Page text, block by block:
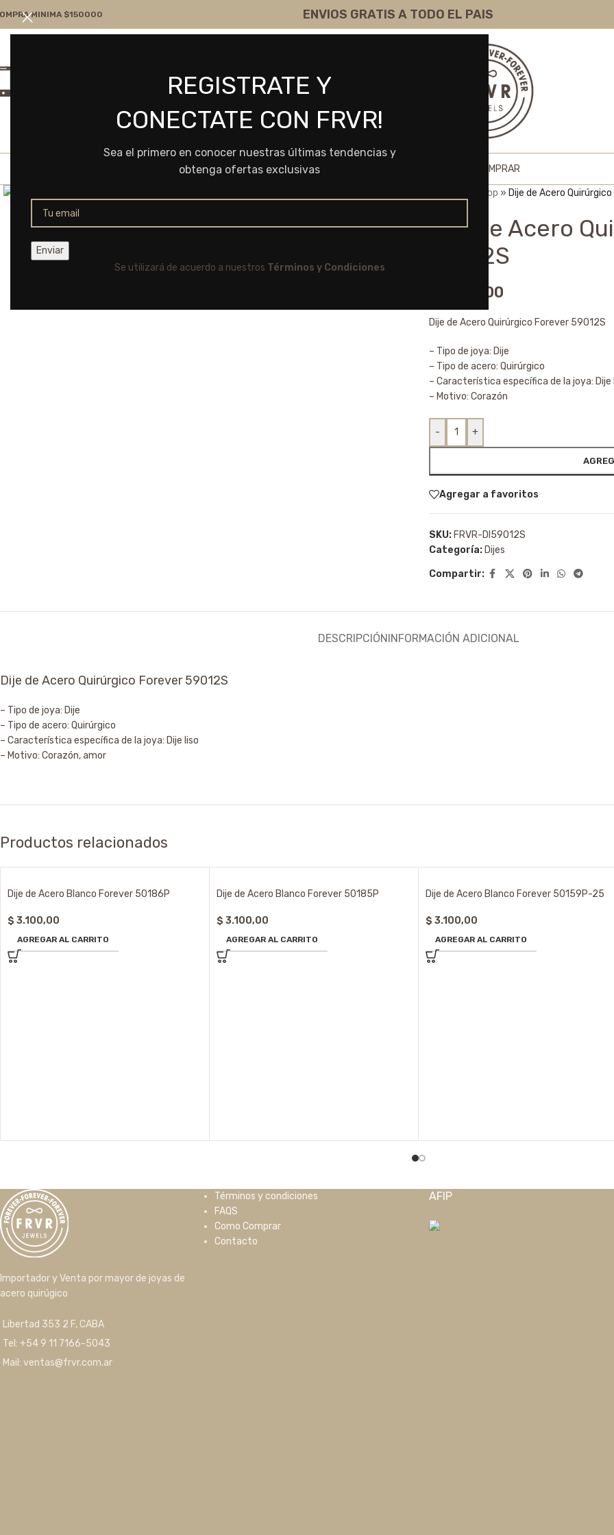
REGISTRATE Y
CONECTATE CON FRVR!
Sea el primero en conocer nuestras últimas tendencias y
obtenga ofertas exclusivas
Se utilizará de acuerdo a nuestros Términos y Condiciones
MINIMA $150000 ENVIOS GRATIS A TODO EL PAIS
ventas@frvr.com.ar
HOME COMO COMPRAR
Shop » Dije de Acero
Dije de Acero
59012S
1.550,00
Dije de Acero Quirúrgico Forever 59012S
– Tipo de joya: Dije
– Tipo de acero: Quirúrgico
– Característica específica de la joya: Dije
– Motivo: Corazón
- +
Agregar a favoritos
SKU: FRVR-DI59012S
Categoría: Dijes
Compartir:
DESCRIPCIÓNINFORMACIÓN ADICIONAL
Dije de Acero Quirúrgico Forever 59012S
– Tipo de joya: Dije
– Tipo de acero: Quirúrgico
– Característica específica de la joya: Dije liso
– Motivo: Corazón, amor
Productos relacionados
Dije de Acero Blanco Forever 50186P
$ 3.100,00
AGREGAR AL CARRITO
Dije de Acero Blanco Forever 50185P
$ 3.100,00
AGREGAR AL CARRITO
Dije de Acero Blanco Forever 50159P-25
$ 3.100,00
AGREGAR AL CARRITO
Importador y Venta por mayor de joyas de
acero quirúgico
Libertad 353 2 F, CABA
Tel: +54 9 11 7166-5043
Mail: ventas@frvr.com.ar
Términos y condiciones
FAQS
Como Comprar
Contacto
AFIP